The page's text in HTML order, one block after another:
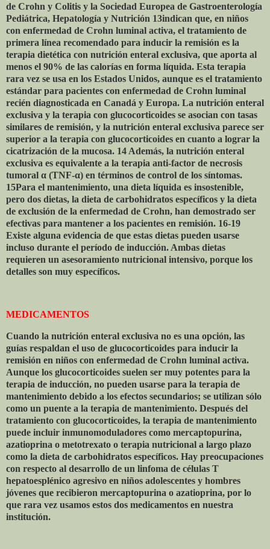
de Crohn y Colitis y la Sociedad Europea de Gastroenterología
Pediátrica, Hepatología y Nutrición 13indican que, en niños
con enfermedad de Crohn luminal activa, el tratamiento de
primera línea recomendado para inducir la remisión es la
terapia dietética con nutrición enteral exclusiva, que aporta al
menos el 90% de las calorías en forma líquida. Esta terapia
rara vez se usa en los Estados Unidos, aunque es el tratamiento
estándar para pacientes con enfermedad de Crohn luminal
recién diagnosticada en Canadá y Europa. La nutrición enteral
exclusiva y la terapia con glucocorticoides se asocian con tasas
similares de remisión, y la nutrición enteral exclusiva parece ser
superior a la terapia con glucocorticoides en cuanto a lograr la
cicatrización de la mucosa. 14 Además, la nutrición enteral
exclusiva es equivalente a la terapia anti-factor de necrosis
tumoral α (TNF-α) en términos de control de los síntomas.
15Para el mantenimiento, una dieta líquida es insostenible,
pero dos dietas, la dieta de carbohidratos específicos y la dieta
de exclusión de la enfermedad de Crohn, han demostrado ser
efectivas para mantener a los pacientes en remisión. 16-19
Existe alguna evidencia de que estas dietas pueden usarse
incluso durante el período de inducción. Ambas dietas
requieren un asesoramiento nutricional intensivo, porque los
detalles son muy específicos.
MEDICAMENTOS
Cuando la nutrición enteral exclusiva no es una opción, las
guías respaldan el uso de glucocorticoides para inducir la
remisión en niños con enfermedad de Crohn luminal activa.
Aunque los glucocorticoides suelen ser muy potentes para la
terapia de inducción, no pueden usarse para la terapia de
mantenimiento debido a los efectos secundarios; se utilizan sólo
como un puente a la terapia de mantenimiento. Después del
tratamiento con glucocorticoides, la terapia de mantenimiento
puede incluir inmunomoduladores como mercaptopurina,
azatioprina o metotrexato o terapia nutricional a largo plazo
como la dieta de carbohidratos específicos. Hay preocupaciones
con respecto al desarrollo de un linfoma de células T
hepatoesplénico agresivo en niños adolescentes y hombres
jóvenes que recibieron mercaptopurina o azatioprina, por lo
que rara vez usamos estos dos medicamentos en nuestra
institución.